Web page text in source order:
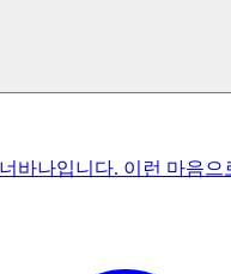
바나입니다. 이런 마음으